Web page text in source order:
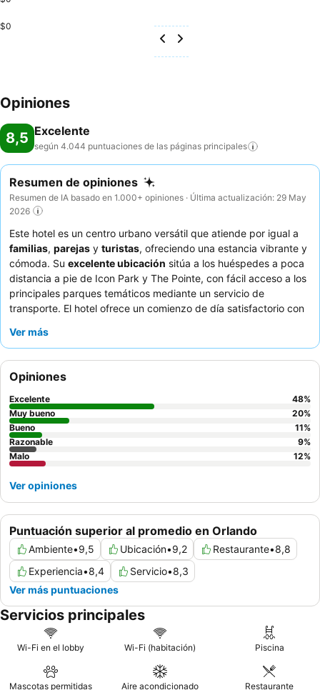
$0
Opiniones
8,5 Excelente
según 4.044 puntuaciones de las páginas principales
Resumen de opiniones
Resumen de IA basado en 1.000+ opiniones · Última actualización: 29 May
2026
Este hotel es un centro urbano versátil que atiende por igual a
familias, parejas y turistas, ofreciendo una estancia vibrante y
cómoda. Su excelente ubicación sitúa a los huéspedes a poca
distancia a pie de Icon Park y The Pointe, con fácil acceso a los
principales parques temáticos mediante un servicio de
transporte. El hotel ofrece un comienzo de día satisfactorio con
gofres. Los huéspedes destacan constantemente el excepcional
Para una estancia más tranquila, considere solicitar una
habitación que haya sido recientemente renovada, ya que
algunas habitaciones muestran signos de desgaste.
Ver más
Puntuación superior al promedio en Orlando
Ambiente•9,5 Ubicación•9,2 Restaurante•8,8
Experiencia•8,4 Servicio•8,3
Ver más puntuaciones
Opiniones
Excelente 48%
Muy bueno
20%
Bueno
11%
Razonable
9%
Malo
12%
Ver opiniones
Servicios principales
Wi-Fi en el lobby Wi-Fi (habitación) Piscina
Mascotas permitidas Aire acondicionado Restaurante